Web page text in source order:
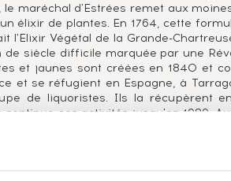
maréchal d'Estrées remet aux
élixir de plantes. En 1764, cette
Végétal de la Grande-
siècle difficile marquée par une
et jaunes sont créées en 1840 et
et se réfugient en Espagne, à
de liquoristes. Ils la récupèrent
ses activités jusqu'en 1989.
d'Aigueneoire - après la
l'élixir végétal et les VEP, pour
font les délices des amateurs et